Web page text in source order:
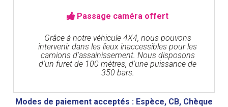
Passage caméra offert
Grâce à notre véhicule 4X4, nous pouvons
intervenir dans les lieux inaccessibles pour les
camions d'assainissement. Nous disposons
d'un furet de 100 mètres, d'une puissance de
350 bars.
Modes de paiement acceptés : Espèce, CB, Chèque